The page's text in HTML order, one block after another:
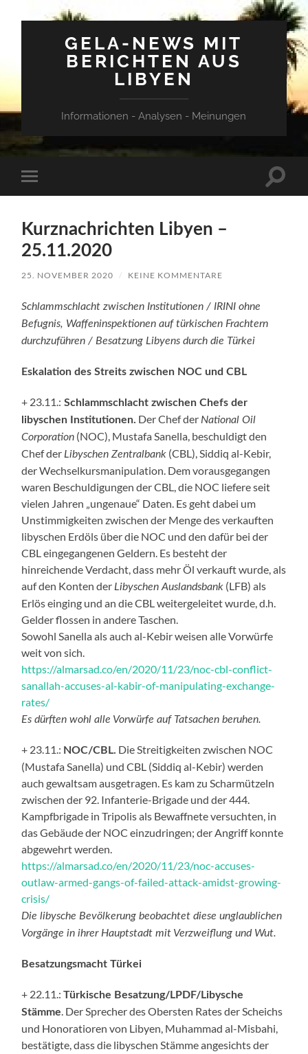
GELA-NEWS MIT
BERICHTEN AUS
LIBYEN
Informationen - Analysen - Meinungen
Mobile-
Menü
Kurznachrichten Libyen –
25.11.2020
25. NOVEMBER 2020 / KEINE KOMMENTARE
Schlammschlacht zwischen Institutionen / IRINI ohne
Befugnis, Waffeninspektionen auf türkischen Frachtern
durchzuführen / Besatzung Libyens durch die Türkei
Eskalation des Streits zwischen NOC und CBL
+ 23.11.: Schlammschlacht zwischen Chefs der
libyschen Institutionen. Der Chef der National Oil
Corporation (NOC), Mustafa Sanella, beschuldigt den
Chef der Libyschen Zentralbank (CBL), Siddiq al-Kebir,
der Wechselkursmanipulation. Dem vorausgegangen
waren Beschuldigungen der CBL, die NOC liefere seit
vielen Jahren „ungenaue“ Daten. Es geht dabei um
Unstimmigkeiten zwischen der Menge des verkauften
libyschen Erdöls über die NOC und den dafür bei der
CBL eingegangenen Geldern. Es besteht der
hinreichende Verdacht, dass mehr Öl verkauft wurde, als
auf den Konten der Libyschen Auslandsbank (LFB) als
Erlös einging und an die CBL weitergeleitet wurde, d.h.
Gelder flossen in andere Taschen.
Sowohl Sanella als auch al-Kebir weisen alle Vorwürfe
weit von sich.
https://almarsad.co/en/2020/11/23/noc-cbl-conflict-
sanallah-accuses-al-kabir-of-manipulating-exchange-
rates/
Es dürften wohl alle Vorwürfe auf Tatsachen beruhen.
+ 23.11.: NOC/CBL. Die Streitigkeiten zwischen NOC
(Mustafa Sanella) und CBL (Siddiq al-Kebir) werden
auch gewaltsam ausgetragen. Es kam zu Scharmützeln
zwischen der 92. Infanterie-Brigade und der 444.
Kampfbrigade in Tripolis als Bewaffnete versuchten, in
das Gebäude der NOC einzudringen; der Angriff konnte
abgewehrt werden.
https://almarsad.co/en/2020/11/23/noc-accuses-
outlaw-armed-gangs-of-failed-attack-amidst-growing-
crisis/
Die libysche Bevölkerung beobachtet diese unglaublichen
Vorgänge in ihrer Hauptstadt mit Verzweiflung und Wut.
Besatzungsmacht Türkei
+ 22.11.:Türkische Besatzung/LPDF/Libysche
Stämme . Der Sprecher des Obersten Rates der Scheichs
und Honoratioren von Libyen, Muhammad al-Misbahi,
bestätigte, dass die libyschen Stämme angesichts der